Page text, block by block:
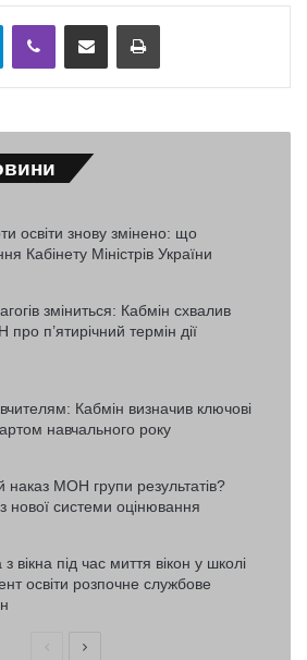
TelegramViber Надіслати електронною поштоюНадрукувати
освіти знову змінено: що
Кабінету Міністрів України
зміниться: Кабмін схвалив
п’ятирічний термін дії
Кабмін визначив ключові
навчального року
наказ МОН групи результатів?
нової системи оцінювання
вікна під час миття вікон у школі
освіти розпочне службове
ПопередняНаступна